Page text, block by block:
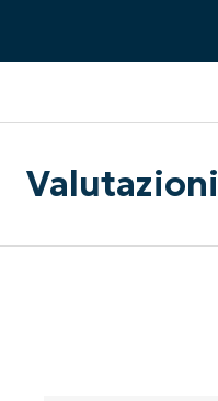
Valutazioni